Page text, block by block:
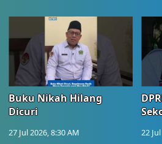
Buku Nikah Hilang
Dicuri
27 Jul 2026, 8:30 AM 22